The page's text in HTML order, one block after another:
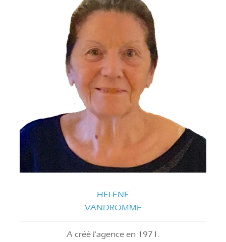
HELENE
VANDROMME
A créé l'agence en 1971.